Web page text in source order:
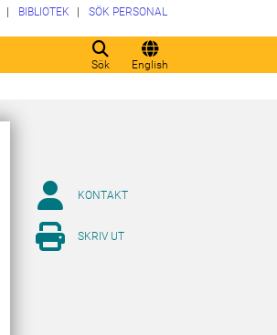
Sök English
BIBLIOTEK SÖK PERSONAL
KONTAKT
SKRIV UT